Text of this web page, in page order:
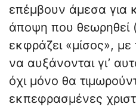
επέμβουν άμεσα για
άποψη που θεωρηθεί
εκφράζει «μίσος», με
να αυξάνονται γι’
όχι μόνο θα
εκπεφρασμένες